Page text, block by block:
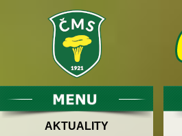
AKTUALITY